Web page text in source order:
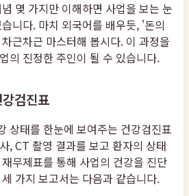
몇 가지만 이해하면 사업을 보는 눈
니다. 마치 외국어를 배우듯, '돈의
근차근 마스터해 봅시다. 이 과정을
의 진정한 주인이 될 수 있습니다.
검진표
상태를 한눈에 보여주는 건강검진표
, CT 촬영 결과를 보고 환자의 상태
무제표를 통해 사업의 건강을 진단
가지 보고서는 다음과 같습니다.